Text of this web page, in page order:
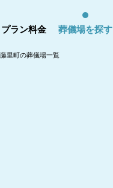
プラン料金 葬儀場を探す
里町の葬儀場一覧